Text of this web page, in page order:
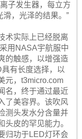
子发生器，每立方
，光泽的结果。”
术实际上已经脱离
用NASA宇航服中
的触感，以增强造
有长度选择，以
元，t3micro.com
名，终于通过最近
了美容界。该吹风
测头发水分含量并
头皮的罕见能力。
归功于LED灯环会